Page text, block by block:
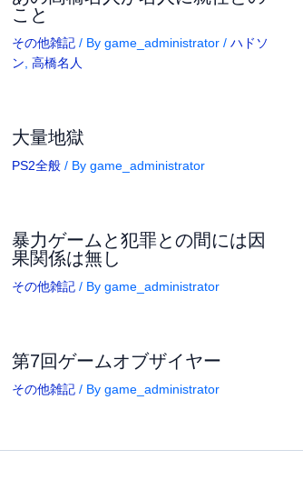
こと
その他雑記/ By game_administrator / ハドソ
ン 高橋名人
大量地獄
PS2全般/ By game_administrator
暴力ゲームと犯罪との間には因
果関係は無し
その他雑記/ By game_administrator
第7回ゲームオブザイヤー
その他雑記/ By game_administrator